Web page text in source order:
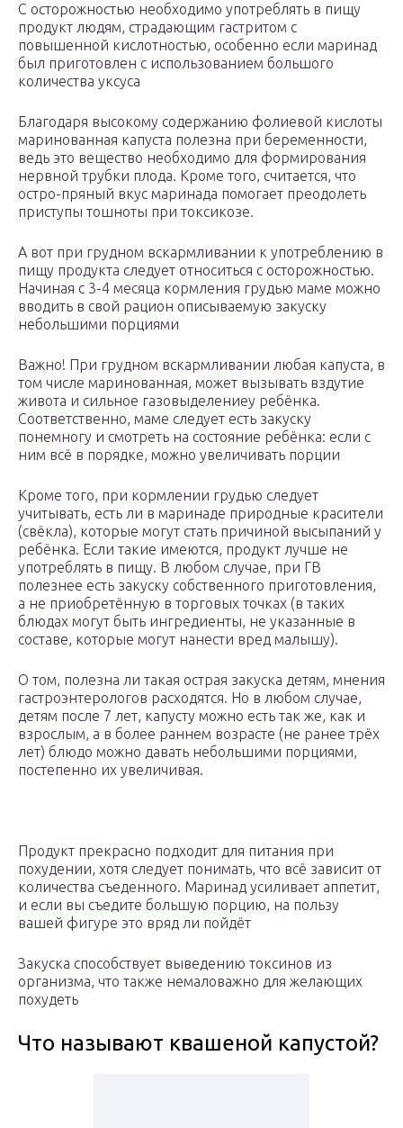
С осторожностью необходимо употреблять в пищу
продукт людям, страдающим гастритом с
повышенной кислотностью, особенно если маринад
был приготовлен с использованием большого
количества уксуса
Благодаря высокому содержанию фолиевой кислоты
маринованная капуста полезна при беременности,
ведь это вещество необходимо для формирования
нервной трубки плода. Кроме того, считается, что
остро-пряный вкус маринада помогает преодолеть
приступы тошноты при токсикозе.
А вот при грудном вскармливании к употреблению в
пищу продукта следует относиться с осторожностью.
Начиная с 3-4 месяца кормления грудью маме можно
вводить в свой рацион описываемую закуску
небольшими порциями
Важно! При грудном вскармливании любая капуста, в
том числе маринованная, может вызывать вздутие
живота и сильное газовыделениеу ребёнка.
Соответственно, маме следует есть закуску
понемногу и смотреть на состояние ребёнка: если с
ним всё в порядке, можно увеличивать порции
Кроме того, при кормлении грудью следует
учитывать, есть ли в маринаде природные красители
(свёкла), которые могут стать причиной высыпаний у
ребёнка. Если такие имеются, продукт лучше не
употреблять в пищу. В любом случае, при ГВ
полезнее есть закуску собственного приготовления,
а не приобретённую в торговых точках (в таких
блюдах могут быть ингредиенты, не указанные в
составе, которые могут нанести вред малышу).
О том, полезна ли такая острая закуска детям, мнения
гастроэнтерологов расходятся. Но в любом случае,
детям после 7 лет, капусту можно есть так же, как и
взрослым, а в более раннем возрасте (не ранее трёх
лет) блюдо можно давать небольшими порциями,
постепенно их увеличивая.
Продукт прекрасно подходит для питания при
похудении, хотя следует понимать, что всё зависит от
количества съеденного. Маринад усиливает аппетит,
и если вы съедите большую порцию, на пользу
вашей фигуре это вряд ли пойдёт
Закуска способствует выведению токсинов из
организма, что также немаловажно для желающих
похудеть
Что называют квашеной капустой?